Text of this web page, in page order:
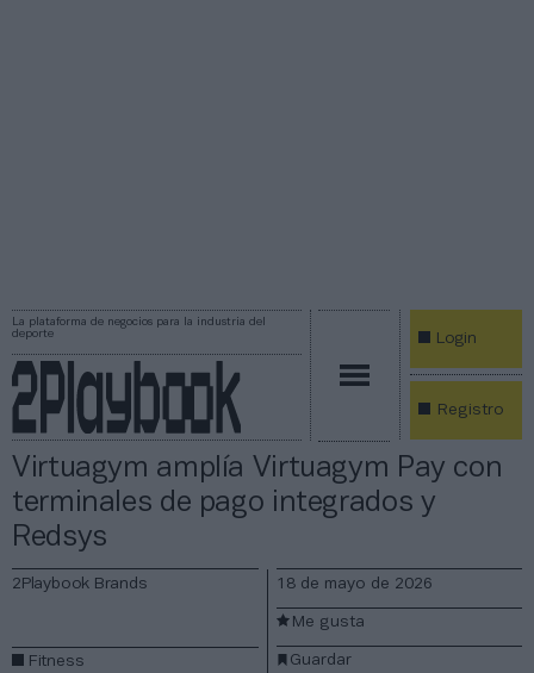
La plataforma de negocios para la industria del
deporte
Login
Registro
Virtuagym amplía Virtuagym Pay con
terminales de pago integrados y
Redsys
2Playbook Brands
Fitness
18 de mayo de 2026
Guardar
Me gusta